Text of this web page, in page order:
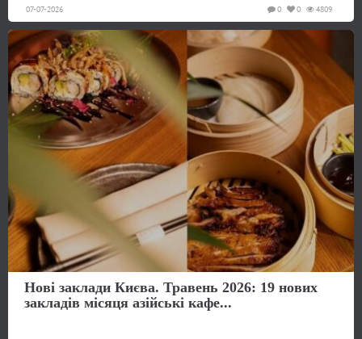
07-07-2026 4809
0
0
Нові заклади Києва. Травень 2026: 19 нових
закладів місяця азійські кафе...